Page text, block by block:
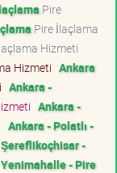
Pire
Pire İlaçlama
Hizmeti
Hizmeti Ankara
Ankara -
Ankara -
Ankara - Polatlı -
-
- Pire